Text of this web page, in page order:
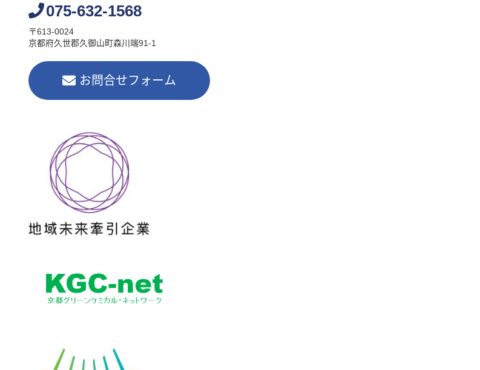
075-632-1568
〒613-0024
京都府久世郡久御山町森川端91-1
お問合せフォーム